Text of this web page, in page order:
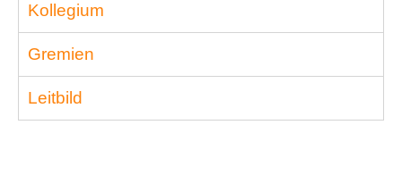
Kollegium
Gremien
Leitbild